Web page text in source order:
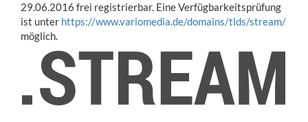
29.06.2016 frei registrierbar. Eine Verfügbarkeitsprüfung
ist unter https://www.variomedia.de/domains/tlds/stream/
möglich.